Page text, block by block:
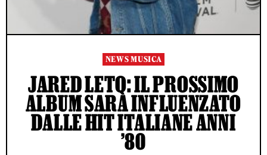
NEWS MUSICA
JARED LETO: IL PROSSIMO
ALBUM SARÀ INFLUENZATO
DALLE HIT ITALIANE ANNI
’80